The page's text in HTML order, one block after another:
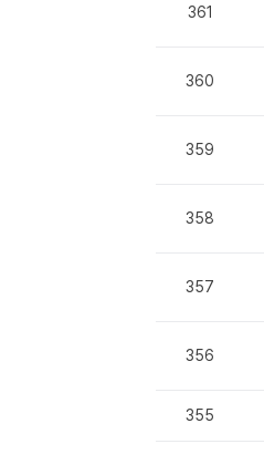
361
360
359
358
357
356
355